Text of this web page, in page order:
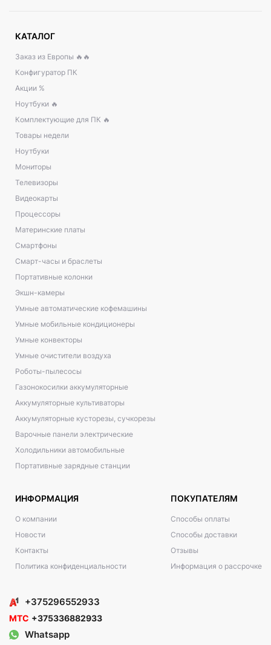
КАТАЛОГ
Заказ из Европы 🔥🔥
Конфигуратор ПК
Акции %
Ноутбуки 🔥
Комплектующие для ПК 🔥
Товары недели
Ноутбуки
Мониторы
Телевизоры
Видеокарты
Процессоры
Материнские платы
Смартфоны
Смарт-часы и браслеты
Портативные колонки
Экшн-камеры
Умные автоматические кофемашины
Умные мобильные кондиционеры
Умные конвекторы
Умные очистители воздуха
Роботы-пылесосы
Газонокосилки аккумуляторные
Аккумуляторные культиваторы
Аккумуляторные кусторезы, сучкорезы
Варочные панели электрические
Холодильники автомобильные
Портативные зарядные станции
ИНФОРМАЦИЯ
О компании
Новости
Контакты
Политика конфиденциальности
ПОКУПАТЕЛЯМ
Способы оплаты
Способы доставки
Отзывы
Информация о рассрочке
+375296552933
МТС +375336882933
Whatsapp